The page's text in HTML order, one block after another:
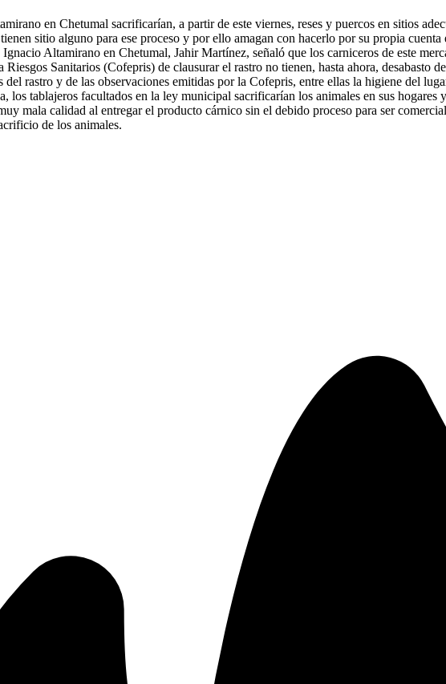
en Chetumal sacrificarían, a partir de este viernes, reses y puercos en sitios
sitio alguno para ese proceso y por ello amagan con hacerlo por su propia
Altamirano en Chetumal, Jahir Martínez, señaló que los carniceros de este
Sanitarios (Cofepris) de clausurar el rastro no tienen, hasta ahora, desabasto
rastro y de las observaciones emitidas por la Cofepris, entre ellas la higiene del
los tablajeros facultados en la ley municipal sacrificarían los animales en sus
mala calidad al entregar el producto cárnico sin el debido proceso para ser
de los animales.